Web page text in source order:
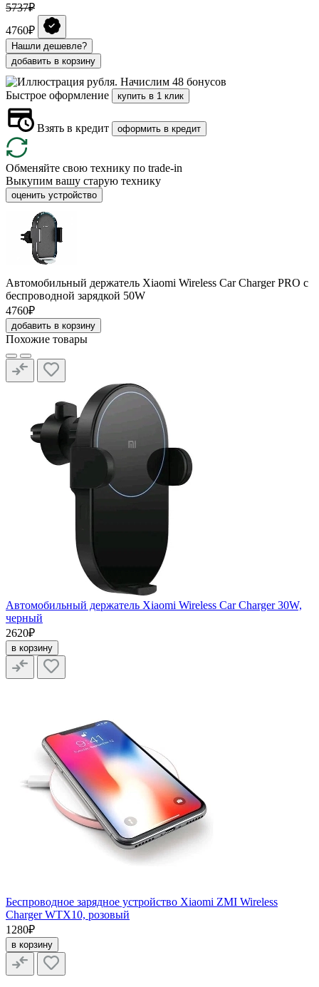
5737₽
4760₽
Нашли дешевле?
добавить в корзину
Начислим 48 бонусов
Быстрое оформление
купить в 1 клик
Взять в кредит оформить в кредит
Обменяйте свою технику по trade-in
Выкупим вашу старую технику
оценить устройство
Автомобильный держатель Xiaomi Wireless Car Charger PRO с
беспроводной зарядкой 50W
4760₽
добавить в корзину
Похожие товары
Автомобильный держатель Xiaomi Wireless Car Charger 30W,
черный
2620₽
в корзину
Беспроводное зарядное устройство Xiaomi ZMI Wireless
Charger WTX10, розовый
1280₽
в корзину